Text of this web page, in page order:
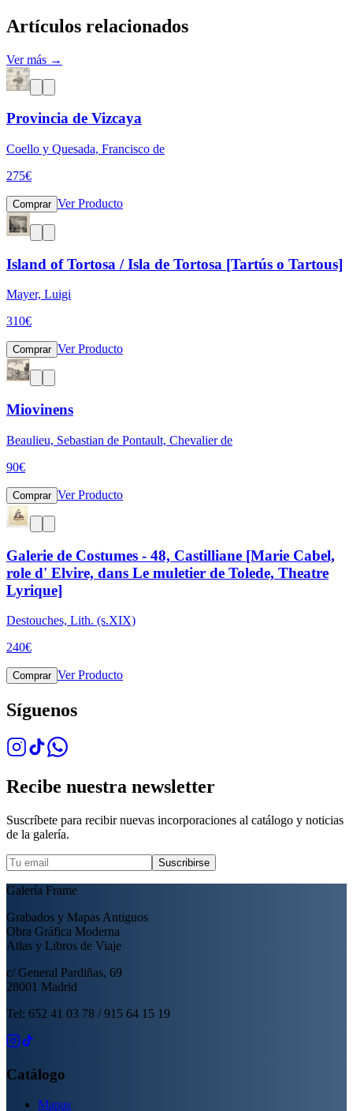
Artículos relacionados
Ver más →
Provincia de Vizcaya
Coello y Quesada, Francisco de
275€
Comprar Ver Producto
Island of Tortosa / Isla de Tortosa [Tartús o Tartous]
Mayer, Luigi
310€
Comprar Ver Producto
Miovinens
Beaulieu, Sebastian de Pontault, Chevalier de
90€
Comprar Ver Producto
Galerie de Costumes - 48, Castilliane [Marie Cabel,
role d' Elvire, dans Le muletier de Tolede, Theatre
Lyrique]
Destouches, Lith. (s.XIX)
240€
Comprar Ver Producto
Síguenos
Recibe nuestra newsletter
Suscríbete para recibir nuevas incorporaciones al catálogo y noticias
de la galería.
Suscribirse
Galería Frame
Grabados y Mapas Antiguos
Obra Gráfica Moderna
Atlas y Libros de Viaje
c/ General Pardiñas, 69
28001 Madrid
Tel: 652 41 03 78 / 915 64 15 19
Catálogo
Mapas